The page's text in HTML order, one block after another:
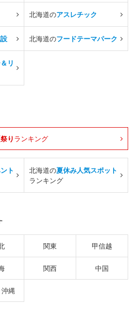
北海道のアスレチック
北海道のフードテーマパーク
リ
り ランキング
ト
北海道の夏休み人気スポット
ランキング
関東 甲信越
関西 中国
縄